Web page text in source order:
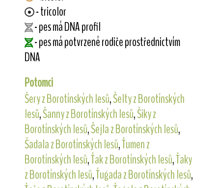
- tricolor
- pes má DNA profil
- pes má potvrzené rodiče prostřednictvím
DNA
Potomci
Šery z Borotínských lesů,Šelty z Borotínských
lesů,Šanny z Borotínských lesů,Šiky z
Borotínských lesů,Šejla z Borotínských lesů,
Šadala z Borotínských lesů,Ťumen z
Borotínských lesů,Ťak z Borotínských lesů,Ťaky
z Borotínských lesů,Ťugada z Borotínských lesů,